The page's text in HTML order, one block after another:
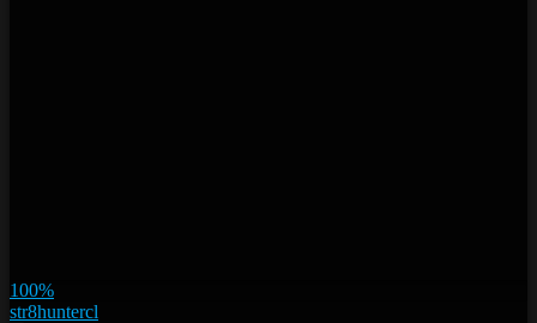
100%
str8huntercl